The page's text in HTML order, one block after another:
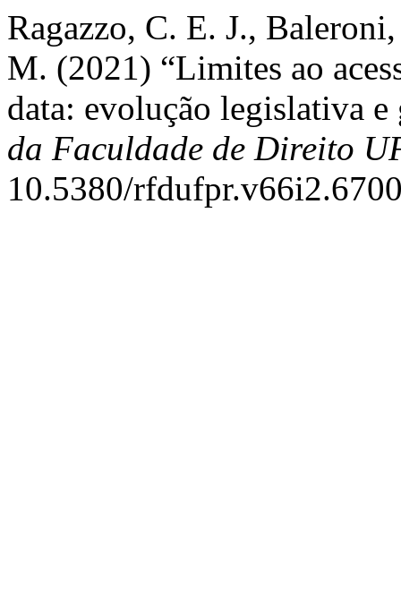
Ragazzo, C. E. J.,
M. (2021) “Limites ao
data: evolução legislativa
da Faculdade de Direito
10.5380/